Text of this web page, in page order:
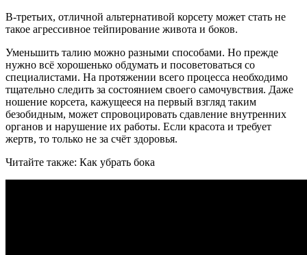
В-третьих, отличной альтернативой корсету может стать не
такое агрессивное тейпирование живота и боков.
Уменьшить талию можно разными способами. Но прежде
нужно всё хорошенько обдумать и посоветоваться со
специалистами. На протяжении всего процесса необходимо
тщательно следить за состоянием своего самочувствия. Даже
ношение корсета, кажущееся на первый взгляд таким
безобидным, может спровоцировать сдавление внутренних
органов и нарушение их работы. Если красота и требует
жертв, то только не за счёт здоровья.
Читайте также: Как убрать бока